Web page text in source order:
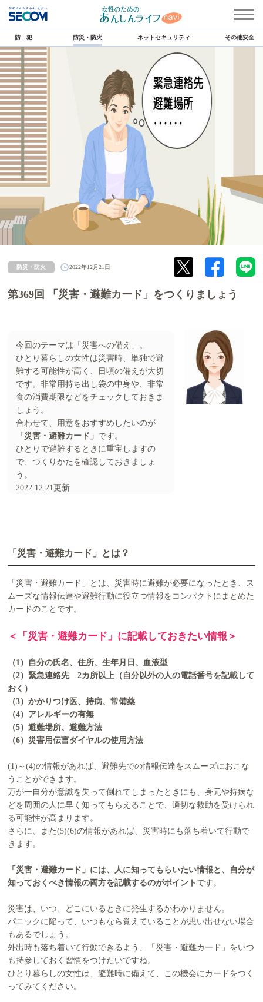
防 犯 防災・防火 ネットセキュリティ その他安全
防災・防火 2022年12月21日
第369回 「災害・避難カード」をつくりましょう
今回のテーマは「災害への備え」。
ひとり暮らしの女性は災害時、単独で避
難する可能性が高く、日頃の備えが大切
です。非常用持ち出し袋の中身や、非常
食の消費期限などをチェックしておきま
しょう。
合わせて、用意をおすすめしたいのが
「災害・避難カード」 です。
ひとりで避難するときに重宝しますの
で、つくりかたを確認しておきましょ
う。
2022.12.21更新
「災害・避難カード」とは？
「災害・避難カード」とは、災害時に避難が必要になったとき、ス
ムーズな情報伝達や避難行動に役立つ情報をコンパクトにまとめた
カードのことです。
＜「災害・避難カード」に記載しておきたい情報＞
（1）自分の氏名、住所、生年月日、血液型
（2）緊急連絡先 2カ所以上（自分以外の人の電話番号を記載して
おく）
（3）かかりつけ医、持病、常備薬
（4）アレルギーの有無
（5）避難場所、避難方法
（6）災害用伝言ダイヤルの使用方法
(1)～(4)の情報があれば、避難先での情報伝達をスムーズにおこな
うことができます。
万が一自分が意識を失って倒れてしまったときにも、身元や持病な
どを周囲の人に早く知ってもらえることで、適切な救助を受けられ
る可能性が高まります。
さらに、また(5)(6)の情報があれば、災害時にも落ち着いて行動で
きます。
「災害・避難カード」には、人に知ってもらいたい情報と、自分が
知っておくべき情報の両方を記載するのがポイント です。
災害は、いつ、どこにいるときに発生するかわかりません。
パニックに陥って、いつもなら覚えていることが思い出せない場合
もあるでしょう。
外出時も落ち着いて行動できるよう、「災害・避難カード」をいつ
も持参しておく習慣をつけたいですね。
ひとり暮らしの女性は、避難時に備えて、この機会にカードをつく
ってみてください。